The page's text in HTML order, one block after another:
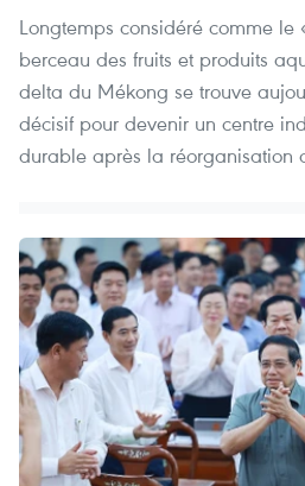
Longtemps considéré comme le
berceau des fruits et produits
delta du Mékong se trouve
décisif pour devenir un centre
durable après la réorganisation